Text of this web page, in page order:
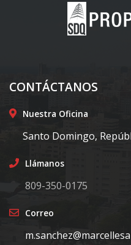
CONTÁCTANOS
Nuestra Oficina
Santo Domingo,
Llámanos
809-350-0175
Correo